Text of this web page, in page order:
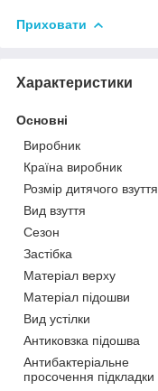
Приховати
Характеристики
Основні
Виробник
Країна виробник
Розмір дитячого взуття
Вид взуття
Сезон
Застібка
Матеріал верху
Матеріал підошви
Вид устілки
Антиковзка підошва
Антибактеріальне
просочення підкладки